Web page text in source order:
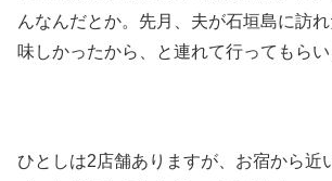
んなんだとか。先月、夫が石垣島に訪
味しかったから、と連れて行ってもらい
ひとしは2店舗ありますが、お宿から近